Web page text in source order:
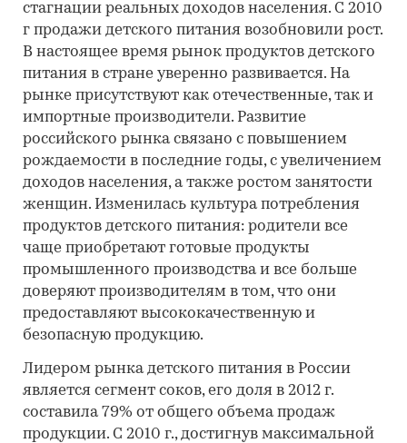
стагнации реальных доходов населения. С 2010
г продажи детского питания возобновили рост.
В настоящее время рынок продуктов детского
питания в стране уверенно развивается. На
рынке присутствуют как отечественные, так и
импортные производители. Развитие
российского рынка связано с повышением
рождаемости в последние годы, с увеличением
доходов населения, а также ростом занятости
женщин. Изменилась культура потребления
продуктов детского питания: родители все
чаще приобретают готовые продукты
промышленного производства и все больше
доверяют производителям в том, что они
предоставляют высококачественную и
безопасную продукцию.
Лидером рынка детского питания в России
является сегмент соков, его доля в 2012 г.
составила 79% от общего объема продаж
продукции. С 2010 г., достигнув максимальной